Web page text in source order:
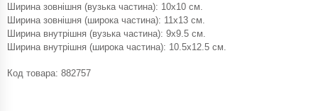
Ширина зовнішня (вузька частина): 10х10 см.
Ширина зовнішня (широка частина): 11х13 см.
Ширина внутрішня (вузька частина): 9х9.5 см.
Ширина внутрішня (широка частина): 10.5х12.5 см.
Код товара: 882757